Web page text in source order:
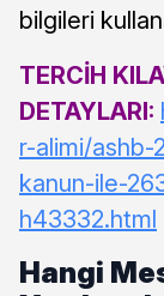
bilgileri
TERCİH
DETAYLARI:
r-alimi/ashb-
kanun-ile-
h43332.html
Hangi